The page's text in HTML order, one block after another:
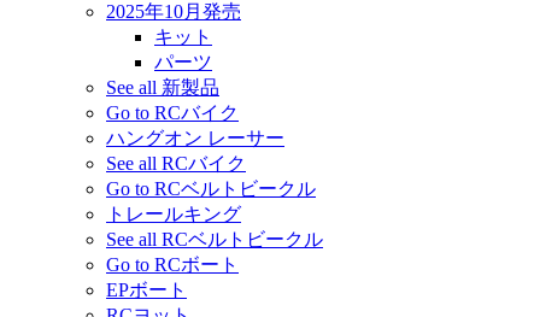
2025年10月発売
キット
パーツ
See all 新製品
Go to RCバイク
ハングオン レーサー
See all RCバイク
Go to RCベルトビークル
トレールキング
See all RCベルトビークル
Go to RCボート
EPボート